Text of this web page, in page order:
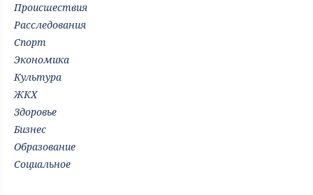
Происшествия
Расследования
Спорт
Экономика
Культура
ЖКХ
Здоровье
Бизнес
Образование
Социальное